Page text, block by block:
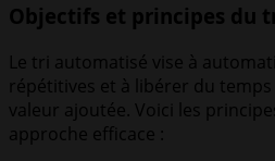
Objectifs et principes du
Le tri automatisé vise à
répétitives et à libérer du
valeur ajoutée. Voici les
approche efficace :